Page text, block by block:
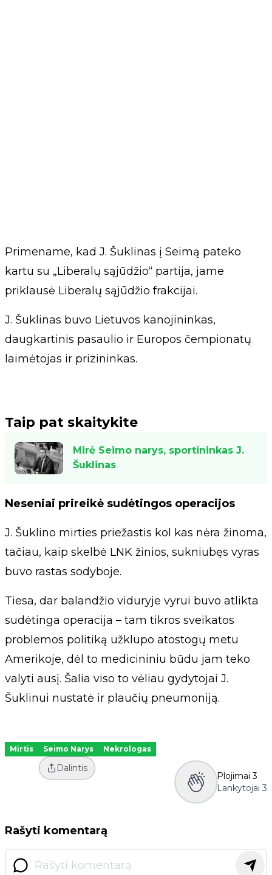
Primename, kad J. Šuklinas į Seimą pateko
kartu su „Liberalų sąjūdžio“ partija, jame
priklausė Liberalų sąjūdžio frakcijai.
J. Šuklinas buvo Lietuvos kanojininkas,
daugkartinis pasaulio ir Europos čempionatų
laimėtojas ir prizininkas.
Taip pat skaitykite
Mirė Seimo narys, sportininkas J.
Šuklinas
Neseniai prireikė sudėtingos operacijos
J. Šuklino mirties priežastis kol kas nėra žinoma,
tačiau, kaip skelbė LNK žinios, sukniubęs vyras
buvo rastas sodyboje.
Tiesa, dar balandžio viduryje vyrui buvo atlikta
sudėtinga operacija – tam tikros sveikatos
problemos politiką užklupo atostogų metu
Amerikoje, dėl to medicininiu būdu jam teko
valyti ausį. Šalia viso to vėliau gydytojai J.
Šuklinui nustatė ir plaučių pneumoniją.
Mirtis Seimo Narys Nekrologas
Dalintis
Plojimai 3
Lankytojai 3
Rašyti komentarą